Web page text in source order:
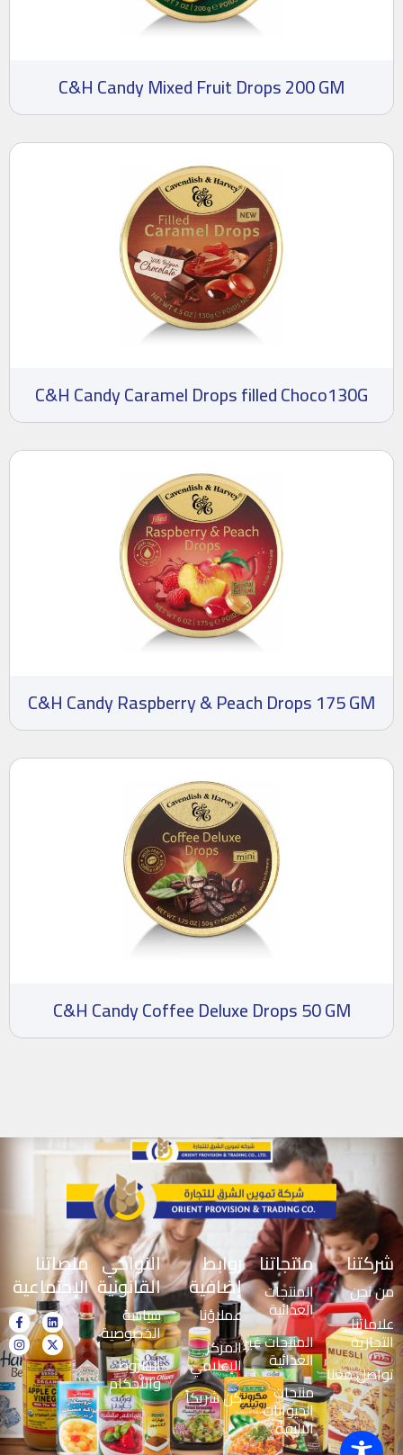
C&H Candy Mixed Fruit Drops 200 GM
C&H Candy Caramel Drops filled Choco130G
C&H Candy Raspberry & Peach Drops 175 GM
C&H Candy Coffee Deluxe Drops 50 GM
شركتنا
من نحن
علاماتنا
التجارية
تواصل معنا
منتجاتنا
المنتجات
الغذائية
المنتجات غير
الغذائية
منتجات
الحيوانات
الاليفة
روابط
إضافية
عملاؤنا
المركز
الإعلامي
كن شريكاً
النواحي
القانونية
سياسة
الخصوصية
الشروط
والأحكام
منصاتنا
الإجتماعية